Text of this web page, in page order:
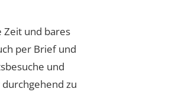
Zeit und bares
per Brief und
und
zu